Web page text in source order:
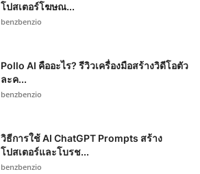
โปสเตอร์โฆษณ...
benzbenzio
Pollo AI คืออะไร? รีวิวเครื่องมือสร้างวิดีโอตัว
ละค...
benzbenzio
วิธีการใช้ AI ChatGPT Prompts สร้าง
โปสเตอร์และโบรช...
benzbenzio